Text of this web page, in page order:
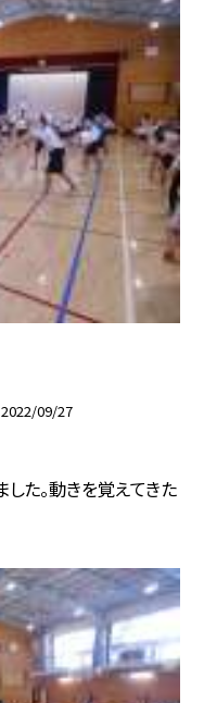
2022/09/27
た。動きを覚えてきた